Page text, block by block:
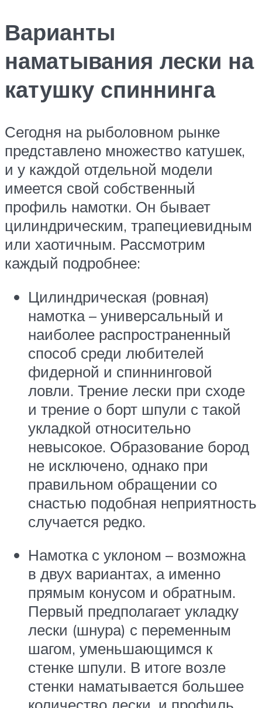
Варианты
наматывания лески на
катушку спиннинга
Сегодня на рыболовном рынке
представлено множество катушек,
и у каждой отдельной модели
имеется свой собственный
профиль намотки. Он бывает
цилиндрическим, трапециевидным
или хаотичным. Рассмотрим
каждый подробнее:
Цилиндрическая (ровная)
намотка – универсальный и
наиболее распространенный
способ среди любителей
фидерной и спиннинговой
ловли. Трение лески при сходе
и трение о борт шпули с такой
укладкой относительно
невысокое. Образование бород
не исключено, однако при
правильном обращении со
снастью подобная неприятность
случается редко.
Намотка с уклоном – возможна
в двух вариантах, а именно
прямым конусом и обратным.
Первый предполагает укладку
лески (шнура) с переменным
шагом, уменьшающимся к
стенке шпули. В итоге возле
стенки наматывается большее